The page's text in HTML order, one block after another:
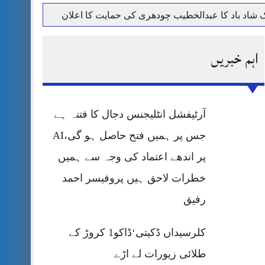
کی پریس کانفرنس
اہم خبریں
آرٹیفشل انٹلیجنس دجال کا فتنہ ہے
جس پر ہمیں فتح حاصل ہو گی،AI
پر اندھے اعتماد کی وجہ سے ہمیں
خطرات لاحق ہیں پروفیسر احمد
رفیق
کلرسیداں ڈکیتی‘ڈاکو1 کروڑ کے
طلائی زیورات لے اڑے